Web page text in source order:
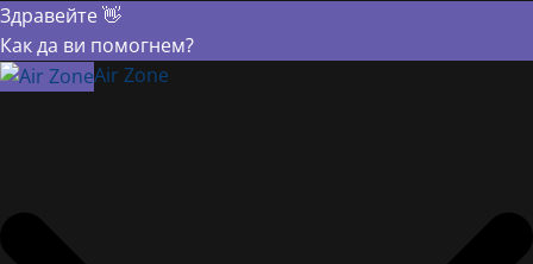
Здравейте 👋
Как да ви помогнем?
Air Zone